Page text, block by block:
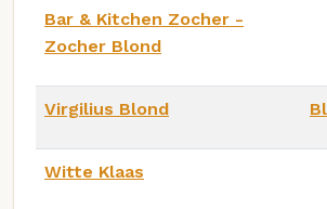
Bar & Kitchen Zocher -
Zocher Blond
Virgilius Blond
Witte Klaas